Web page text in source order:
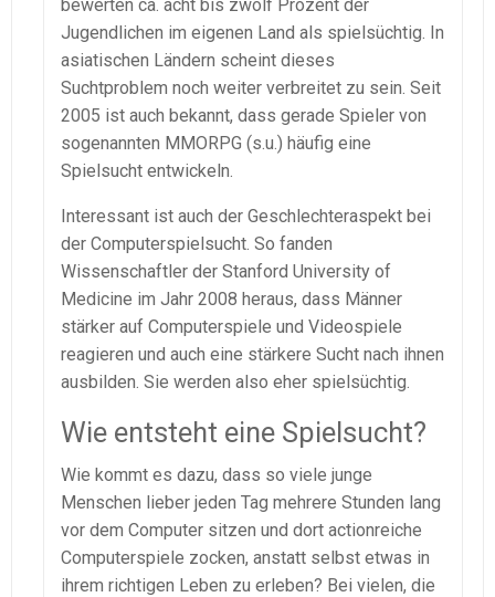
bewerten ca. acht bis zwölf Prozent der
Jugendlichen im eigenen Land als spielsüchtig. In
asiatischen Ländern scheint dieses
Suchtproblem noch weiter verbreitet zu sein. Seit
2005 ist auch bekannt, dass gerade Spieler von
sogenannten MMORPG (s.u.) häufig eine
Spielsucht entwickeln.
Interessant ist auch der Geschlechteraspekt bei
der Computerspielsucht. So fanden
Wissenschaftler der Stanford University of
Medicine im Jahr 2008 heraus, dass Männer
stärker auf Computerspiele und Videospiele
reagieren und auch eine stärkere Sucht nach ihnen
ausbilden. Sie werden also eher spielsüchtig.
Wie entsteht eine Spielsucht?
Wie kommt es dazu, dass so viele junge
Menschen lieber jeden Tag mehrere Stunden lang
vor dem Computer sitzen und dort actionreiche
Computerspiele zocken, anstatt selbst etwas in
ihrem richtigen Leben zu erleben? Bei vielen, die